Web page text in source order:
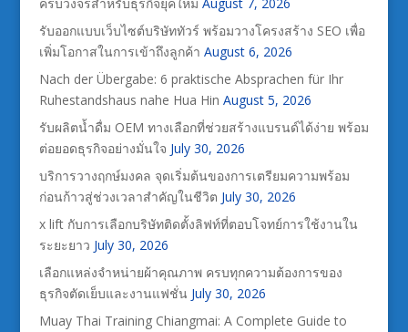
รับออกแบบเว็บไซต์บริษัททัวร์ พร้อมวางโครงสร้าง SEO เพื่อ
เพิ่มโอกาสในการเข้าถึงลูกค้า August 6, 2026
Nach der Übergabe: 6 praktische Absprachen für Ihr
Ruhestandshaus nahe Hua Hin August 5, 2026
รับผลิตน้ำดื่ม OEM ทางเลือกที่ช่วยสร้างแบรนด์ได้ง่าย พร้อม
ต่อยอดธุรกิจอย่างมั่นใจ July 30, 2026
บริการวางฤกษ์มงคล จุดเริ่มต้นของการเตรียมความพร้อม
ก่อนก้าวสู่ช่วงเวลาสำคัญในชีวิต July 30, 2026
x lift กับการเลือกบริษัทติดตั้งลิฟท์ที่ตอบโจทย์การใช้งานใน
ระยะยาว July 30, 2026
เลือกแหล่งจำหน่ายผ้าคุณภาพ ครบทุกความต้องการของ
ธุรกิจตัดเย็บและงานแฟชั่น July 30, 2026
Muay Thai Training Chiangmai: A Complete Guide to